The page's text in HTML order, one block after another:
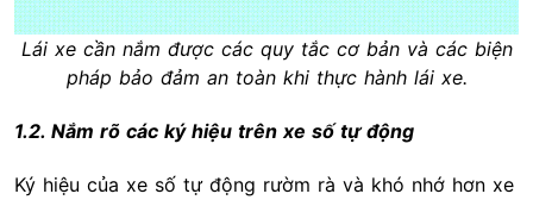
Lái xe cần nắm được các quy tắc cơ bản và các biện
pháp bảo đảm an toàn khi thực hành lái xe.
1.2. Nắm rõ các ký hiệu trên xe số tự động
Ký hiệu của xe số tự động rườm rà và khó nhớ hơn xe